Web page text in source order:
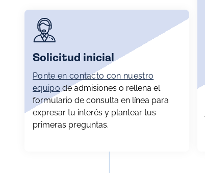
Solicitud inicial
Ponte en contacto con nuestro
equipo de admisiones o rellena el
formulario de consulta en línea para
expresar tu interés y plantear tus
primeras preguntas.